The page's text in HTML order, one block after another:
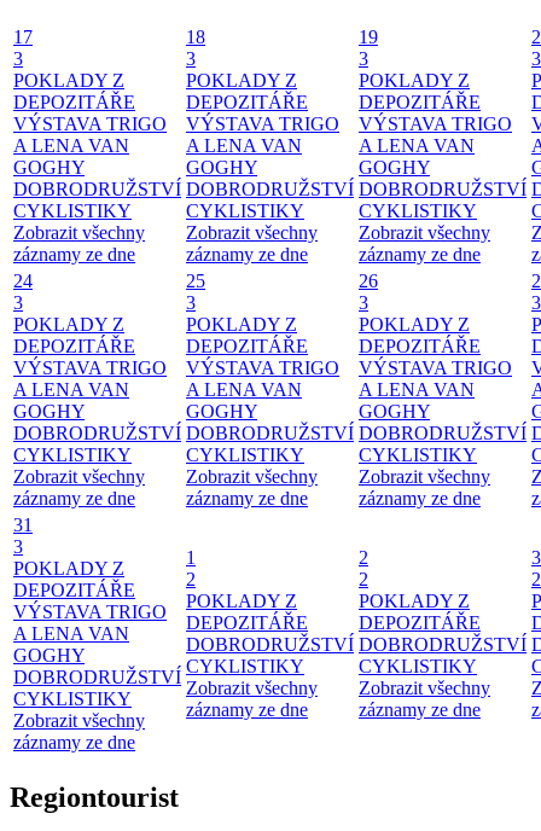
17
3
POKLADY Z
DEPOZITÁŘE
VÝSTAVA TRIGO
A LENA VAN
GOGHY
DOBRODRUŽSTVÍ
CYKLISTIKY
Zobrazit všechny
záznamy ze dne
18
3
POKLADY Z
DEPOZITÁŘE
VÝSTAVA TRIGO
A LENA VAN
GOGHY
DOBRODRUŽSTVÍ
CYKLISTIKY
Zobrazit všechny
záznamy ze dne
19
3
POKLADY Z
DEPOZITÁŘE
VÝSTAVA TRIGO
A LENA VAN
GOGHY
DOBRODRUŽSTVÍ
CYKLISTIKY
Zobrazit všechny
záznamy ze dne
3
24
3
POKLADY Z
DEPOZITÁŘE
VÝSTAVA TRIGO
A LENA VAN
GOGHY
DOBRODRUŽSTVÍ
CYKLISTIKY
Zobrazit všechny
záznamy ze dne
25
3
POKLADY Z
DEPOZITÁŘE
VÝSTAVA TRIGO
A LENA VAN
GOGHY
DOBRODRUŽSTVÍ
CYKLISTIKY
Zobrazit všechny
záznamy ze dne
26
3
POKLADY Z
DEPOZITÁŘE
VÝSTAVA TRIGO
A LENA VAN
GOGHY
DOBRODRUŽSTVÍ
CYKLISTIKY
Zobrazit všechny
záznamy ze dne
3
31
3
POKLADY Z
DEPOZITÁŘE
VÝSTAVA TRIGO
A LENA VAN
GOGHY
DOBRODRUŽSTVÍ
CYKLISTIKY
Zobrazit všechny
záznamy ze dne
1
2
POKLADY Z
DEPOZITÁŘE
DOBRODRUŽSTVÍ
CYKLISTIKY
Zobrazit všechny
záznamy ze dne
2
2
POKLADY Z
DEPOZITÁŘE
DOBRODRUŽSTVÍ
CYKLISTIKY
Zobrazit všechny
záznamy ze dne
3
2
Regiontourist